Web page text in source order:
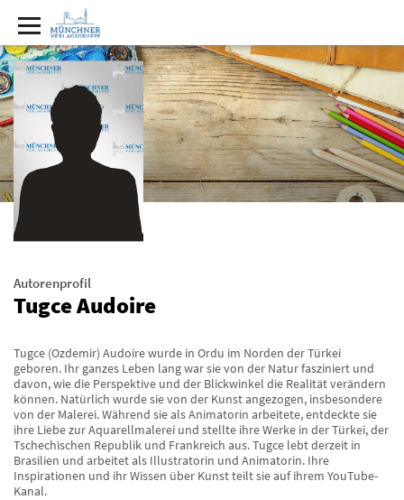
Autorenprofil
Tugce Audoire
Tugce (Ozdemir) Audoire wurde in Ordu im Norden der Türkei
geboren. Ihr ganzes Leben lang war sie von der Natur fasziniert und
davon, wie die Perspektive und der Blickwinkel die Realität verändern
können. Natürlich wurde sie von der Kunst angezogen, insbesondere
von der Malerei. Während sie als Animatorin arbeitete, entdeckte sie
ihre Liebe zur Aquarellmalerei und stellte ihre Werke in der Türkei, der
Tschechischen Republik und Frankreich aus. Tugce lebt derzeit in
Brasilien und arbeitet als Illustratorin und Animatorin. Ihre
Inspirationen und ihr Wissen über Kunst teilt sie auf ihrem YouTube-
Kanal.